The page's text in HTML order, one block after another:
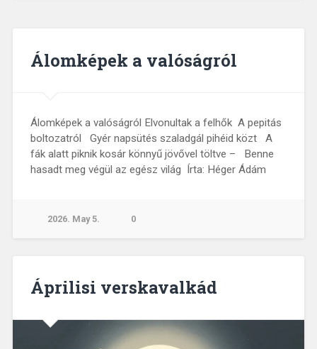
Álomképek a valóságról
Álomképek a valóságról Elvonultak a felhők A pepitás
boltozatról Gyér napsütés szaladgál pihéid közt A
fák alatt piknik kosár könnyű jövővel töltve – Benne
hasadt meg végül az egész világ Írta: Héger Ádám
2026. May 5. 0
Áprilisi verskavalkád